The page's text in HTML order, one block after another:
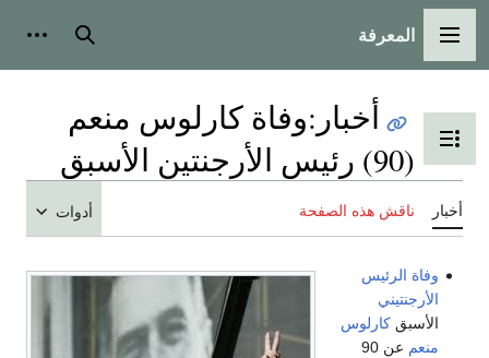
القائمة الرئيسية
المعرفة بحث
تبديل عرض جدول المحتويات
أخبار :وفاة كارلوس منعم
(90) رئيس الأرجنتين الأسبق
أخبار ناقش هذه الصفحة أدوات
وفاة الرئيس
الأرجنتيني
الأسبقكارلوس
منعم
عن 90